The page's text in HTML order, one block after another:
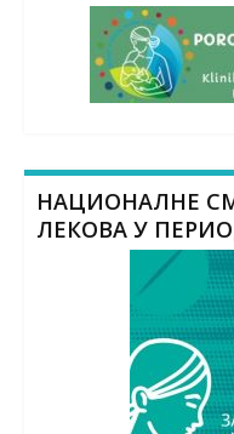
НАЦИОНАЛНЕ
ЛЕКОВА У